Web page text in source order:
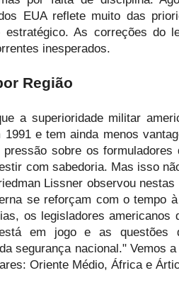
EUA reflete muito das
estratégico. As correções do
inesperados.
Região
a superioridade militar
1991 e tem ainda menos
pressão sobre os
com sabedoria. Mas isso
Lissner observou
se reforçam com o tempo
os legisladores americanos
em jogo e as questões
segurança nacional." Vemos
Oriente Médio, África e